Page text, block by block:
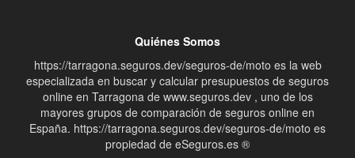
Quiénes Somos
https://tarragona.seguros.dev/seguros-de/moto es la web
especializada en buscar y calcular presupuestos de seguros
online en Tarragona de www.seguros.dev , uno de los
mayores grupos de comparación de seguros online en
España. https://tarragona.seguros.dev/seguros-de/moto es
propiedad de eSeguros.es ®